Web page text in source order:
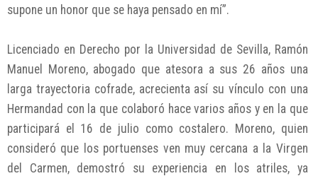
supone un honor que se haya pensado en mí”.
Licenciado en Derecho por la Universidad de Sevilla, Ramón
Manuel Moreno, abogado que atesora a sus 26 años una
larga trayectoria cofrade, acrecienta así su vínculo con una
Hermandad con la que colaboró hace varios años y en la que
participará el 16 de julio como costalero. Moreno, quien
consideró que los portuenses ven muy cercana a la Virgen
del Carmen, demostró su experiencia en los atriles, ya